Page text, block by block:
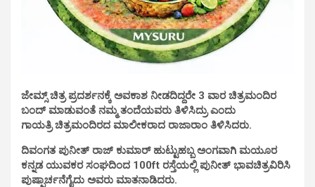
ಜೇಮ್ಸ್ ಚಿತ್ರ ಪ್ರದರ್ಶನಕ್ಕೆ ಅವಕಾಶ ನೀಡದಿದ್ದರೇ 3 ವಾರ ಚಿತ್ರಮಂದಿರ
ಬಂದ್ ಮಾಡುವಂತೆ ನಮ್ಮ ತಂದೆಯವರು ತಿಳಿಸಿದ್ರು ಎಂದು
ಗಾಯತ್ರಿ ಚಿತ್ರಮಂದಿರದ ಮಾಲೀಕರಾದ ರಾಜಾರಾಂ ತಿಳಿಸಿದರು.
ದಿವಂಗತ ಪುನೀತ್ ರಾಜ್ ಕುಮಾರ್ ಹುಟ್ಟುಹಬ್ಬ ಅಂಗವಾಗಿ ಮಯೂರ
ಕನ್ನಡ ಯುವಕರ ಸಂಘದಿಂದ 100ft ರಸ್ತೆಯಲ್ಲಿ ಪುನೀತ್ ಭಾವಚಿತ್ರವಿರಿಸಿ
ಪುಷ್ಪಾರ್ಚನೆಗೈದು ಅವರು ಮಾತನಾಡಿದರು.